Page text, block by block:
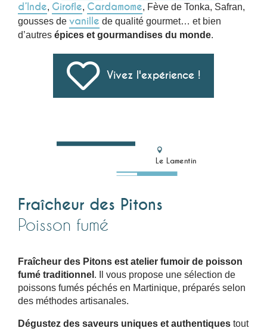
d’Inde, Girofle, Cardamome, Fève de Tonka, Safran,
gousses de vanille de qualité gourmet… et bien
d’autres épices et gourmandises du monde.
Vivez l'expérience !
Le Lamentin
Fraîcheur des Pitons
Poisson fumé
Fraîcheur des Pitons est atelier fumoir de poisson
fumé traditionnel . Il vous propose une sélection de
poissons fumés péchés en Martinique, préparés selon
des méthodes artisanales.
Dégustez des saveurs uniques et authentiques tout